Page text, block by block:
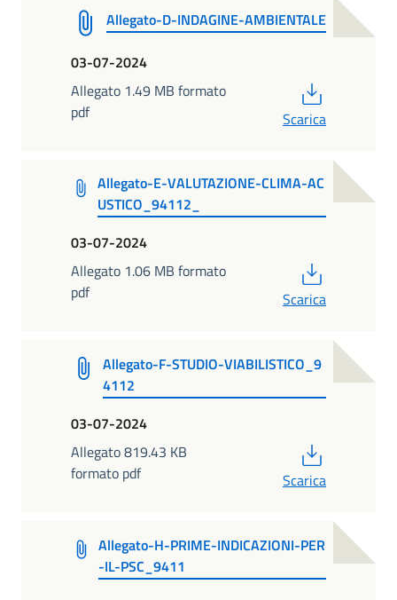
Allegato-D-INDAGINE-AMBIENTALE
03-07-2024
Allegato 1.49 MB formato
pdf
Scarica
Allegato-E-VALUTAZIONE-CLIMA-AC
USTICO_94112_
03-07-2024
Allegato 1.06 MB formato
pdf
Scarica
Allegato-F-STUDIO-VIABILISTICO_9
4112
03-07-2024
Allegato 819.43 KB
formato pdf
Scarica
Allegato-H-PRIME-INDICAZIONI-PER
-IL-PSC_9411